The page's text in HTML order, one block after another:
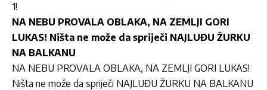
1!
NA NEBU PROVALA OBLAKA, NA ZEMLJI GORI
LUKAS! Ništa ne može da spriječi NAJLUĐU ŽURKU
NA BALKANU
NA NEBU PROVALA OBLAKA, NA ZEMLJI GORI LUKAS!
Ništa ne može da spriječi NAJLUĐU ŽURKU NA BALKANU